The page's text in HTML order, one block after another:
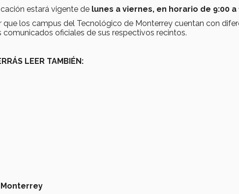
estará vigente de lunes a viernes, en horario de 9:00 a
que los campus del Tecnológico de Monterrey cuentan con
comunicados oficiales de sus respectivos recintos.
LEER TAMBIÉN:
Monterrey